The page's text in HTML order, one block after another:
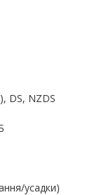
DS, NZDS
усадки)